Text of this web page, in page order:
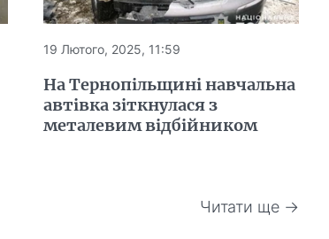
19 Лютого, 2025, 11:59
На Тернопільщині навчальна
автівка зіткнулася з
металевим відбійником
Читати ще →